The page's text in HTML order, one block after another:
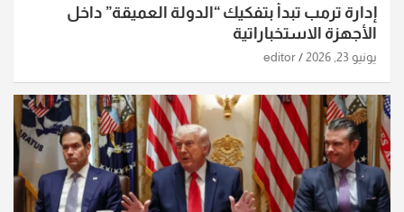
إدارة ترمب تبدأ بتفكيك “الدولة العميقة” داخل
الأجهزة الاستخباراتية
يونيو 23, 2026 editor